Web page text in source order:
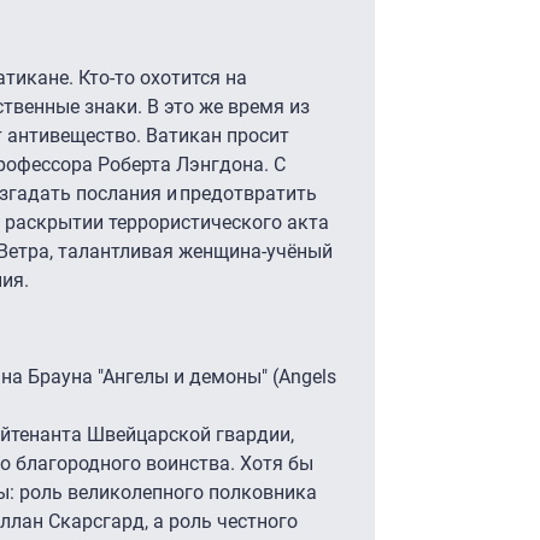
Кто-то охотится на
знаки. В это же время из
Ватикан просит
Роберта Лэнгдона. С
послания и предотвратить
террористического акта
талантливая женщина-учёный
Брауна "Ангелы и демоны" (Angels
Швейцарской гвардии,
благородного воинства. Хотя бы
роль великолепного полковника
Скарсгард, а роль честного